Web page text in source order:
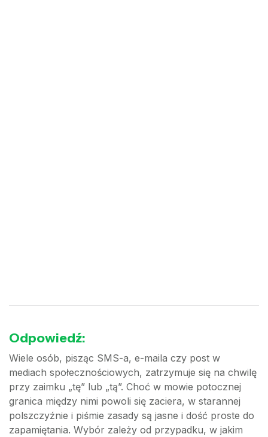
Odpowiedź:
Wiele osób, pisząc SMS-a, e-maila czy post w
mediach społecznościowych, zatrzymuje się na chwilę
przy zaimku „tę” lub „tą”. Choć w mowie potocznej
granica między nimi powoli się zaciera, w starannej
polszczyźnie i piśmie zasady są jasne i dość proste do
zapamiętania. Wybór zależy od przypadku, w jakim